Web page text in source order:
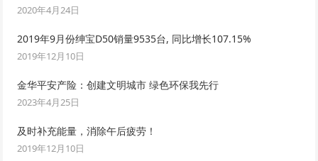
2020年4月24日
2019年9月份绅宝D50销量9535台, 同比增长107.15%
2019年12月10日
金华平安产险：创建文明城市 绿色环保我先行
2023年4月25日
及时补充能量，消除午后疲劳！
2019年12月10日